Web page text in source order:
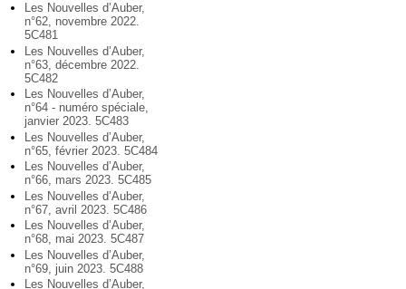
Les Nouvelles d’Auber,
n°62, novembre 2022.
5C481
Les Nouvelles d’Auber,
n°63, décembre 2022.
5C482
Les Nouvelles d’Auber,
n°64 - numéro spéciale,
janvier 2023. 5C483
Les Nouvelles d’Auber,
n°65, février 2023. 5C484
Les Nouvelles d’Auber,
n°66, mars 2023. 5C485
Les Nouvelles d’Auber,
n°67, avril 2023. 5C486
Les Nouvelles d’Auber,
n°68, mai 2023. 5C487
Les Nouvelles d’Auber,
n°69, juin 2023. 5C488
Les Nouvelles d’Auber,